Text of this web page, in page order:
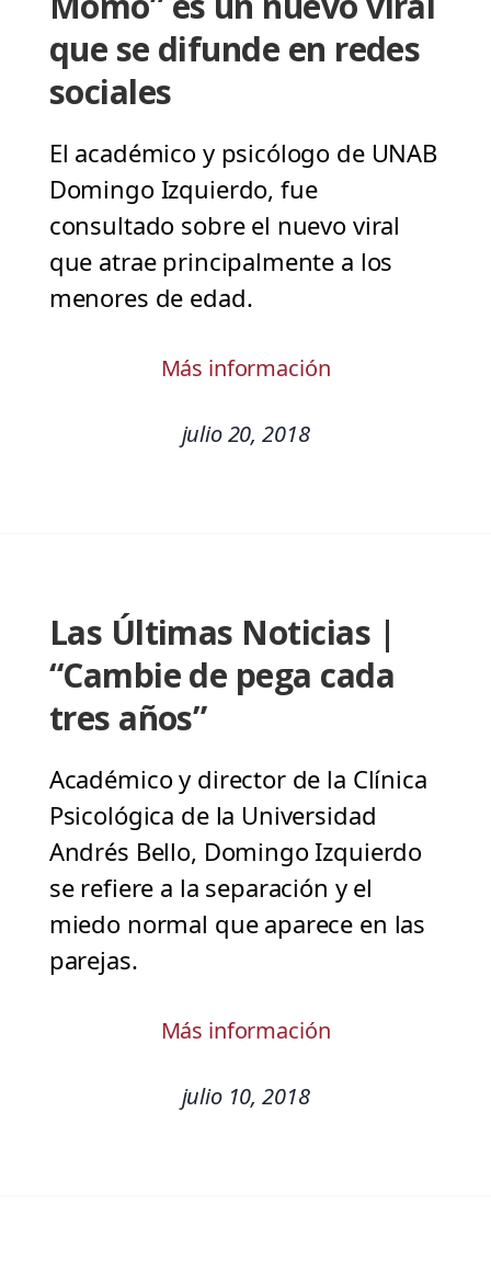
que se difunde en redes
sociales
El académico y psicólogo de UNAB
Domingo Izquierdo, fue
consultado sobre el nuevo viral
que atrae principalmente a los
menores de edad.
Más información
julio 20, 2018
Las Últimas Noticias |
“Cambie de pega cada
tres años”
Académico y director de la Clínica
Psicológica de la Universidad
Andrés Bello, Domingo Izquierdo
se refiere a la separación y el
miedo normal que aparece en las
parejas.
Más información
julio 10, 2018